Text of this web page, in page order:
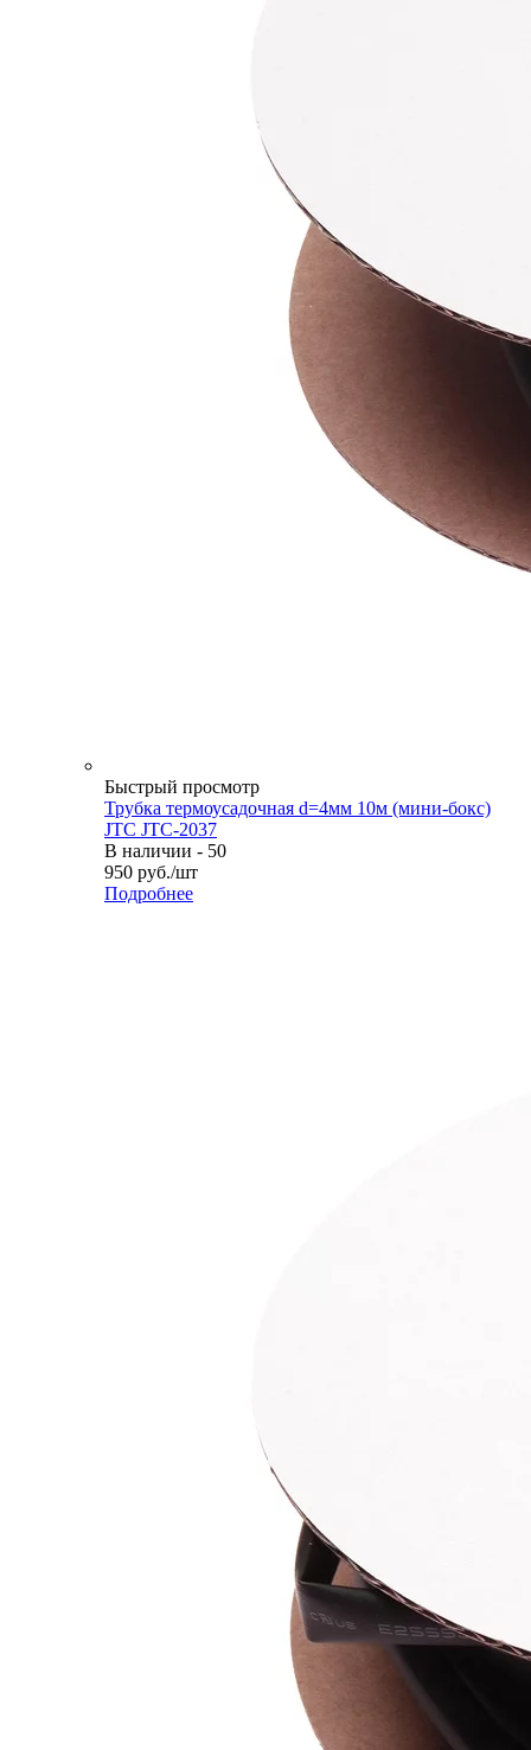
Быстрый просмотр
Трубка термоусадочная d=4мм 10м (мини-бокс)
JTC JTC-2037
В наличии - 50
950 руб./шт
Подробнее